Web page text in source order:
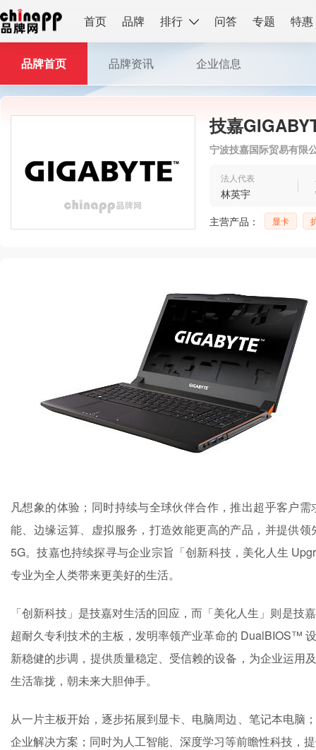
首页 品牌 排行 问答 专题 特惠
技嘉
宁波技嘉国际贸易有限
法人代表
林英宇
主营产品：
显卡
品牌首页 品牌资讯 企业信息
凡想象的体验；同时持续与全球伙伴合作，推出超乎客户
能、边缘运算、虚拟服务，打造效能更高的产品，并提供
5G。技嘉也持续探寻与企业宗旨「创新科技，美化人生
专业为全人类带来更美好的生活。
「创新科技」是技嘉对生活的回应，而「美化人生」则是技嘉
超耐久专利技术的主板，发明率领产业革命的 DualBIOS™
新稳健的步调，提供质量稳定、受信赖的设备，为企业运用
生活靠拢，朝未来大胆伸手。
从一片主板开始，逐步拓展到显卡、电脑周边、笔记本电脑
企业解决方案；同时为人工智能、深度学习等前瞻性科技，